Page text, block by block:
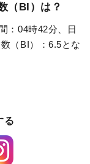
（BI）は？
：04時42分、日
（BI）：6.5とな
る